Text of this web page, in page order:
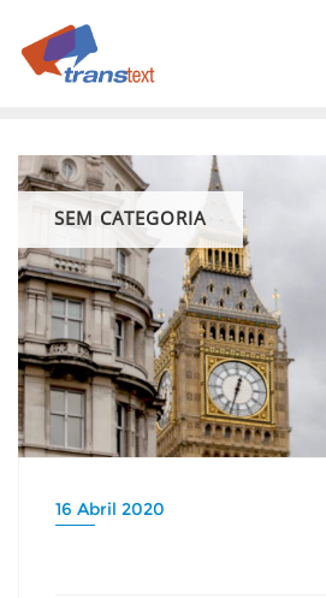
content
SEM CATEGORIA
16 Abril 2020